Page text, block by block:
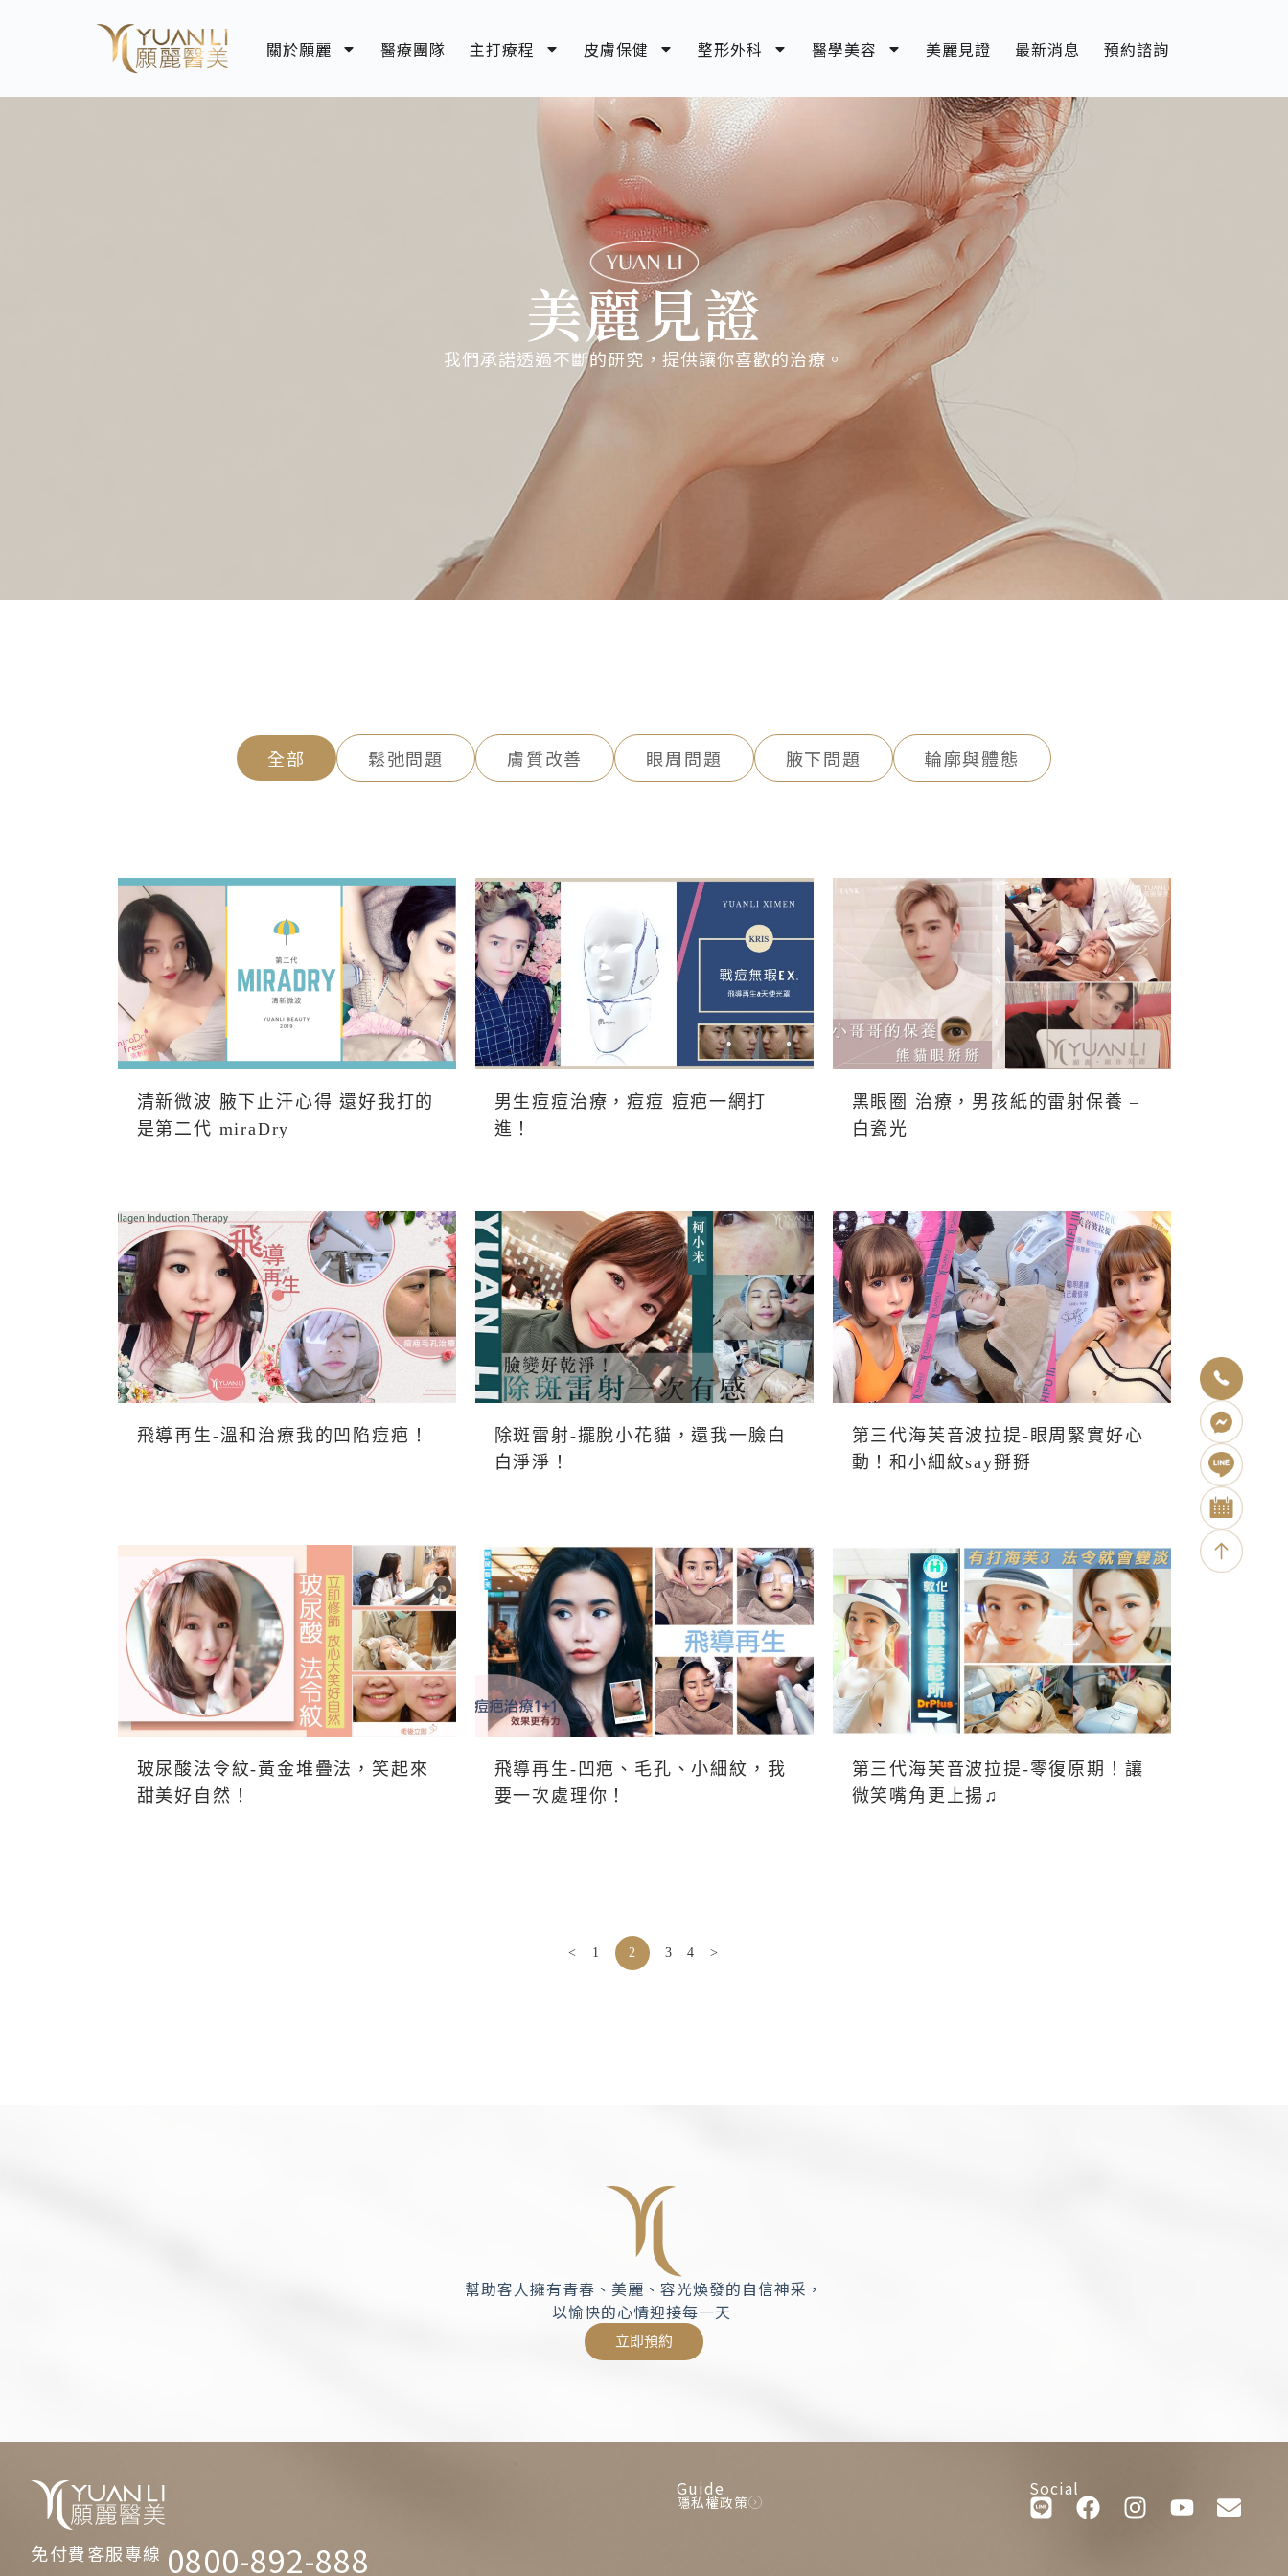
關於願麗 醫療團隊 主打療程 皮膚保健 整形外科 醫學美容 美麗見證 最新消息 預約諮詢
美麗見證
我們承諾透過不斷的研究，提供讓你喜歡的治療。
全部 鬆弛問題 膚質改善 眼周問題 腋下問題 輪廓與體態
清新微波 腋下止汗心得 還好我打的
是第二代 miraDry
男生痘痘治療，痘痘 痘疤一網打
進！
黑眼圈 治療，男孩紙的雷射保養 –
白瓷光
飛導再生-溫和治療我的凹陷痘疤！
除斑雷射-擺脫小花貓，還我一臉白
白淨淨！
第三代海芙音波拉提-眼周緊實好心
動！和小細紋say掰掰
玻尿酸法令紋-黃金堆疊法，笑起來
甜美好自然！
飛導再生-凹疤、毛孔、小細紋，我
要一次處理你！
第三代海芙音波拉提-零復原期！讓
微笑嘴角更上揚♫
< 1 2 3 4 >
幫助客人擁有青春、美麗、容光煥發的自信神采，
以愉快的心情迎接每一天
立即預約
免付費客服專線 0800-892-888
Guide
隱私權政策
Social